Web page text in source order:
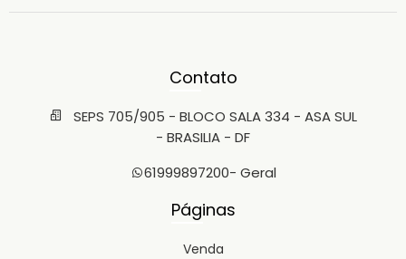
Contato
SEPS 705/905 - BLOCO SALA 334 - ASA SUL
- BRASILIA - DF
61999897200- Geral
Páginas
Venda